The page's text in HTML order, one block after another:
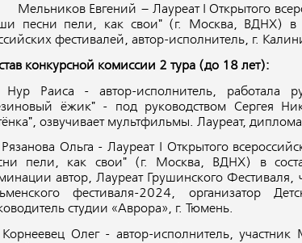
Евгений – Лауреат I Открытого
песни пели, как свои" (г. Москва, ВДНХ) в
фестивалей, автор-исполнитель, г.
конкурсной комиссии 2 тура (до 18 лет):
Раиса - автор-исполнитель, работала
ёжик" - под руководством Сергея
озвучивает мультфильмы. Лауреат,
Ольга - Лауреат I Открытого
пели, как свои" (г. Москва, ВДНХ) в
автор, Лауреат Грушинского
фестиваля-2024, организатор
студии «Аврора», г. Тюмень.
Олег - автор-исполнитель,